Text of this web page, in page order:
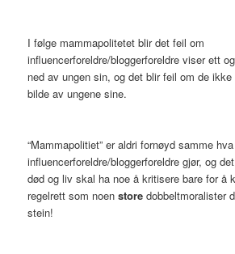
I følge mammapolitetet blir det feil om
influencerforeldre/bloggerforeldre viser ett
ned av ungen sin, og det blir feil om de
bilde av ungene sine.
“Mammapolitiet” er aldri fornøyd samme hva
influencerforeldre/bloggerforeldre gjør, og
død og liv skal ha noe å kritisere bare for å
regelrett som noenstore dobbeltmoralister
stein!